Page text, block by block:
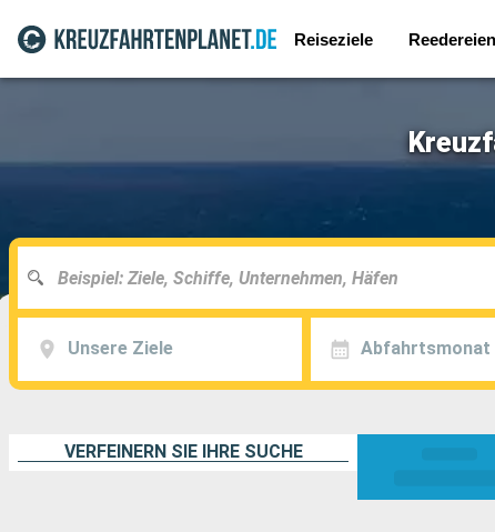
Reiseziele Reedereien
Unsere Ziele Abfahrtsmonat
VERFEINERN SIE IHRE SUCHE